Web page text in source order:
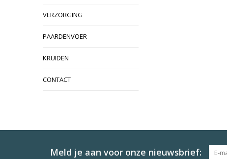
VERZORGING
PAARDENVOER
KRUIDEN
CONTACT
Meld je aan voor onze nieuwsbrief: